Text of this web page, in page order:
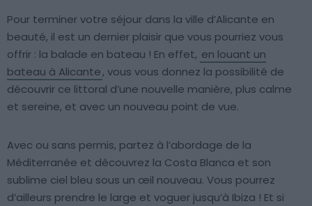
Pour terminer votre séjour dans la ville d’Alicante en
beauté, il est un dernier plaisir que vous pourriez vous
offrir : la balade en bateau ! En effet, en louant un
bateau à Alicante, vous vous donnez la possibilité de
découvrir ce littoral d’une nouvelle manière, plus calme
et sereine, et avec un nouveau point de vue.
Avec ou sans permis, partez à l’abordage de la
Méditerranée et découvrez la Costa Blanca et son
sublime ciel bleu sous un œil nouveau. Vous pourrez
d’ailleurs prendre le large et voguer jusqu’à Ibiza ! Et si